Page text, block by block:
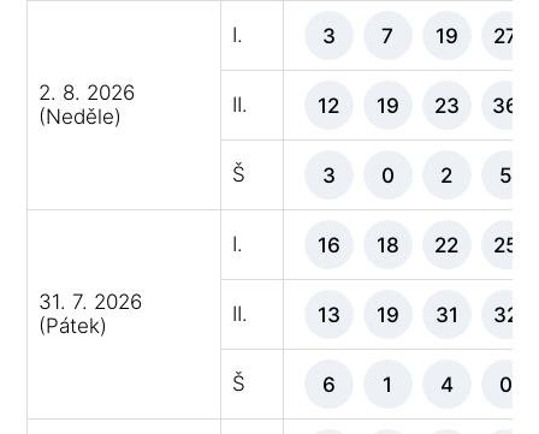
2. 8. 2026
(Neděle)
I. 3 7 19 27
II. 12 19 23 36
Š 3 0 2 5
31. 7. 2026
(Pátek)
I. 16 18 22 25
II. 13 19 31 32
Š 6 1 4 0